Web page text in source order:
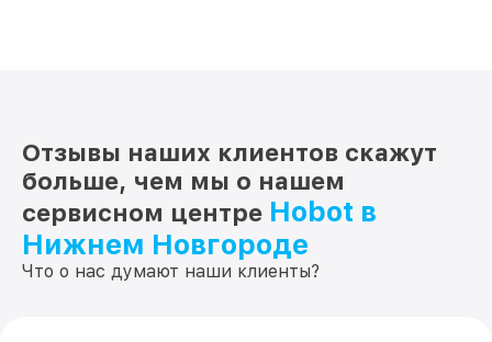
Отзывы наших клиентов скажут
больше, чем мы о нашем
сервисном центре Hobot в
Нижнем Новгороде
Что о нас думают наши клиенты?